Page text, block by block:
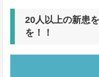
20人以上の新患
を！！